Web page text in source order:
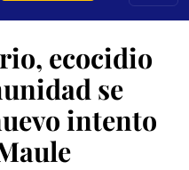
ecocidio
se
intento